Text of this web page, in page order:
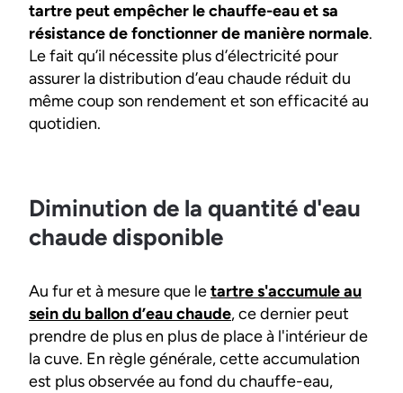
tartre peut empêcher le chauffe-eau et sa
résistance de fonctionner de manière normale.
Le fait qu’il nécessite plus d’électricité pour
assurer la distribution d’eau chaude réduit du
même coup son rendement et son efficacité au
quotidien.
Diminution de la quantité d'eau
chaude disponible
Au fur et à mesure que letartre s'accumule au
sein du ballon d’eau chaude, ce dernier peut
prendre de plus en plus de place à l'intérieur de
la cuve. En règle générale, cette accumulation
est plus observée au fond du chauffe-eau,